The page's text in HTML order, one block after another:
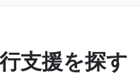
支援を探す